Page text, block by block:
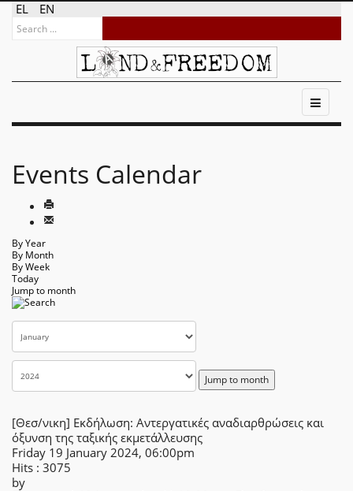
EL EN
Events Calendar
By Year
By Month
By Week
Today
Jump to month
Jump to month
[Θεσ/νικη] Εκδήλωση: Αντεργατικές αναδιαρθρώσεις και
όξυνση της ταξικής εκμετάλλευσης
Friday 19 January 2024, 06:00pm
Hits : 3075
by